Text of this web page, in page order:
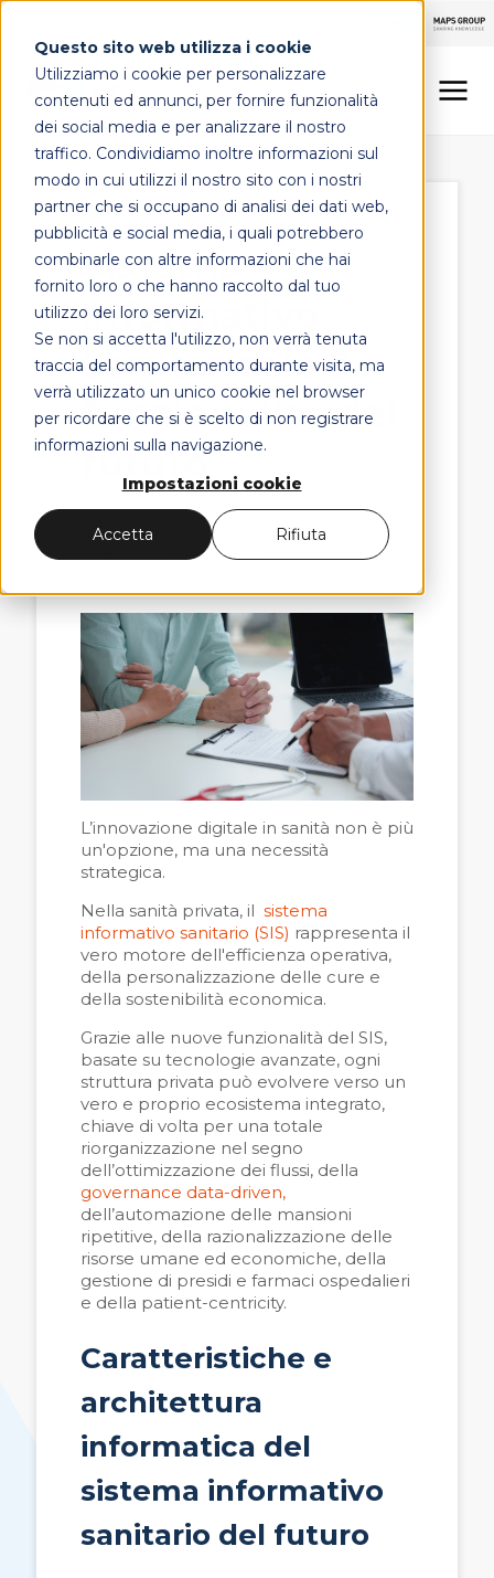
Questo sito web utilizza i cookie
Utilizziamo i cookie per personalizzare
contenuti ed annunci, per fornire funzionalità
dei social media e per analizzare il nostro
traffico. Condividiamo inoltre informazioni sul
modo in cui utilizzi il nostro sito con i nostri
partner che si occupano di analisi dei dati web,
pubblicità e social media, i quali potrebbero
combinarle con altre informazioni che hai
fornito loro o che hanno raccolto dal tuo
utilizzo dei loro servizi.
Se non si accetta l'utilizzo, non verrà tenuta
traccia del comportamento durante visita, ma
verrà utilizzato un unico cookie nel browser
per ricordare che si è scelto di non registrare
informazioni sulla navigazione.
Impostazioni cookie
Accetta Rifiuta
LINEE DI OFFERTA
MAPS HEALTHCARE
FOCUS
CONTATTI
Sistema
Informativo
Sanitario: le 3
funzionalità del
futuro
il 9 settembre 2025
Patient Experience
L’innovazione digitale in sanità non è più
un'opzione, ma una necessità
strategica.
Nella sanità privata, il sistema
informativo sanitario (SIS) rappresenta il
vero motore dell'efficienza operativa,
della personalizzazione delle cure e
della sostenibilità economica.
Grazie alle nuove funzionalità del SIS,
basate su tecnologie avanzate, ogni
struttura privata può evolvere verso un
vero e proprio ecosistema integrato,
chiave di volta per una totale
riorganizzazione nel segno
dell’ottimizzazione dei flussi, della
governance data-driven,
dell’automazione delle mansioni
ripetitive, della razionalizzazione delle
risorse umane ed economiche, della
gestione di presidi e farmaci ospedalieri
e della patient-centricity.
Caratteristiche e
architettura
informatica del
sistema informativo
sanitario del futuro